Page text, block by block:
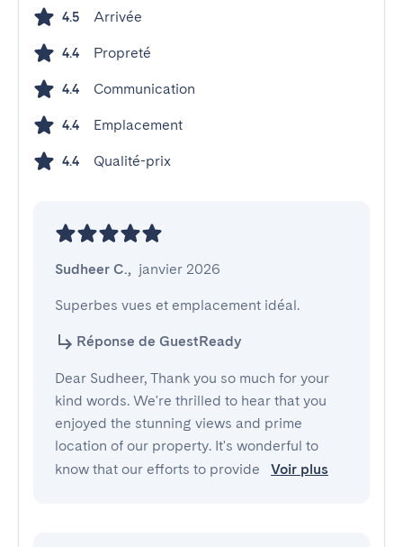
4.5 Arrivée
4.4 Propreté
4.4 Communication
4.4 Emplacement
4.4 Qualité-prix
Sudheer C., janvier 2026
Superbes vues et emplacement idéal.
Réponse de GuestReady
Dear Sudheer, Thank you so much for your
kind words. We're thrilled to hear that you
enjoyed the stunning views and prime
location of our property. It's wonderful to
know that our efforts to provide
Voir plus